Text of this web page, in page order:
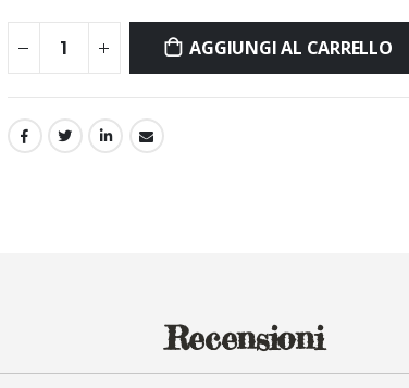
AGGIUNGI AL CARRELLO
Recensioni